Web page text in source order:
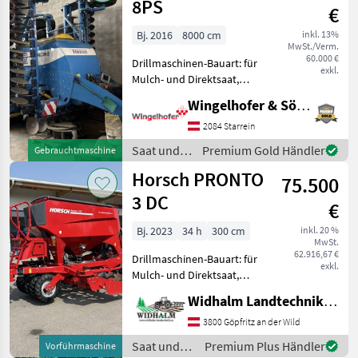
Gebrauchtmaschine
8PS
€
inkl. 13%
MwSt./Verm.
60.000 €
exkl.
Bj. 2016
8000 cm
Drillmaschinen-Bauart: für
Mulch- und Direktsaat,
Zweischeibenschare,
Extrastriegel,
Fahrgassenmarkierung,
Fahrgassenschaltung,
Fahrwerk,
Zwischenreifenpacker
Wingelhofer & Söhne GmbH
2084 Starrein
Saat und
Pflege /
Farmet
Premium Gold Händler
Vorführmaschine
Horsch PRONTO
3 DC
75.500
€
inkl. 20 %
MwSt.
62.916,67 €
exkl.
Bj. 2023 34 h
300 cm
Drillmaschinen-Bauart: für
Mulch- und Direktsaat,
Zweischeibenschare,
Fahrgassenschaltung,
Fahrwerk, Spuranreisser,
Zwischenreifenpacker
Widhalm Landtechnik GmbH
3800 Göpfritz an der Wild
Saat und
Premium Plus Händler